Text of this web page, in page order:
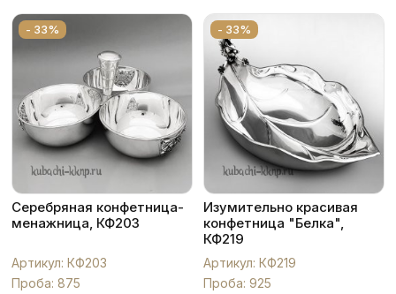
- 33%
Серебряная конфетница-
менажница, КФ203
Артикул: КФ203
Проба: 875
- 33%
Изумительно красивая
конфетница "Белка",
КФ219
Артикул: КФ219
Проба: 925